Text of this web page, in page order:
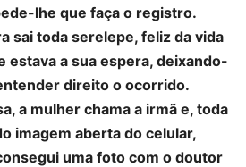
lhe que faça o registro.
sai toda serelepe, feliz da vida
estava a sua espera, deixando-
direito o ocorrido.
a mulher chama a irmã e, toda
imagem aberta do celular,
uma foto com o doutor